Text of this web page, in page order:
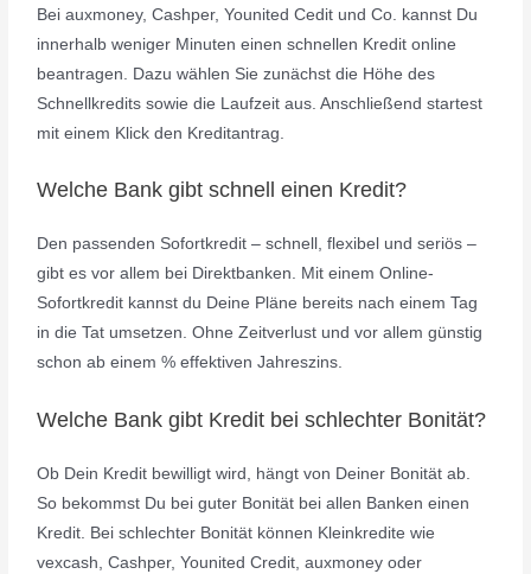
Bei auxmoney, Cashper, Younited Cedit und Co. kannst Du
innerhalb weniger Minuten einen schnellen Kredit online
beantragen. Dazu wählen Sie zunächst die Höhe des
Schnellkredits sowie die Laufzeit aus. Anschließend startest
mit einem Klick den Kreditantrag.
Welche Bank gibt schnell einen Kredit?
Den passenden Sofortkredit – schnell, flexibel und seriös –
gibt es vor allem bei Direktbanken. Mit einem Online-
Sofortkredit kannst du Deine Pläne bereits nach einem Tag
in die Tat umsetzen. Ohne Zeitverlust und vor allem günstig
schon ab einem % effektiven Jahreszins.
Welche Bank gibt Kredit bei schlechter Bonität?
Ob Dein Kredit bewilligt wird, hängt von Deiner Bonität ab.
So bekommst Du bei guter Bonität bei allen Banken einen
Kredit. Bei schlechter Bonität können Kleinkredite wie
vexcash, Cashper, Younited Credit, auxmoney oder